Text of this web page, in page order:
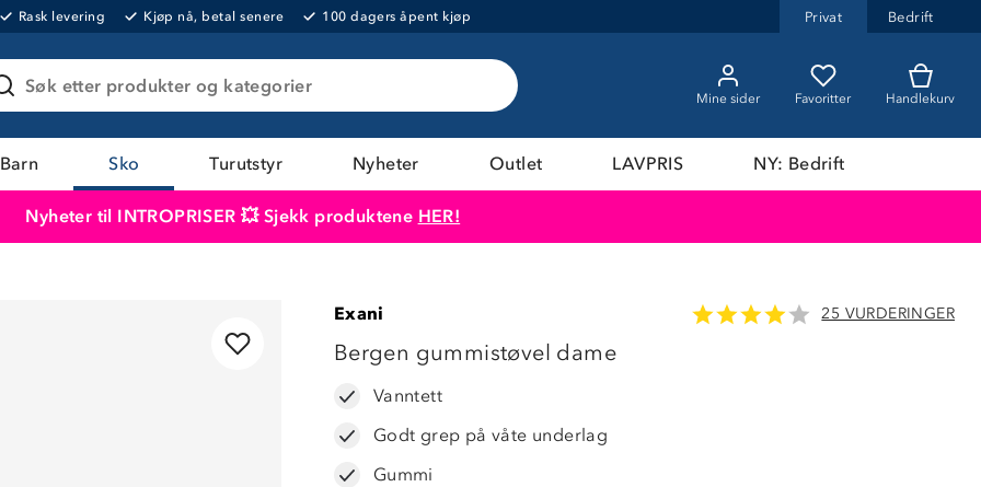
Rask levering Kjøp nå, betal senere 100 dagers åpent kjøp Privat Bedrift
Søk etter produkter og kategorier
Mine sider Favoritter Handlekurv
Barn Sko Turutstyr Nyheter Outlet LAVPRIS NY: Bedrift
Nyheter til INTROPRISER 💥 Sjekk produktene HER!
Exani 25 VURDERINGER
Bergen gummistøvel dame
Vanntett
Godt grep på våte underlag
Gummi